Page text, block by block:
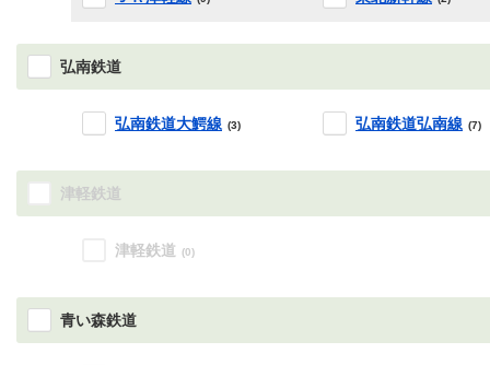
弘南鉄道
弘南鉄道大鰐線 (3) 弘南鉄道弘南線 (7)
津軽鉄道
津軽鉄道 (0)
青い森鉄道